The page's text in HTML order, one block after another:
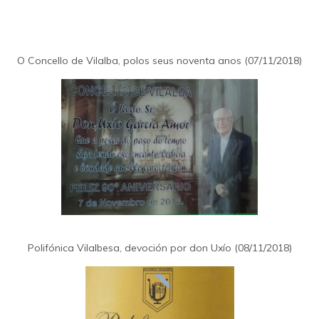
O Concello de Vilalba, polos seus noventa anos (07/11/2018)
Polifónica Vilalbesa, devoción por don Uxío (08/11/2018)